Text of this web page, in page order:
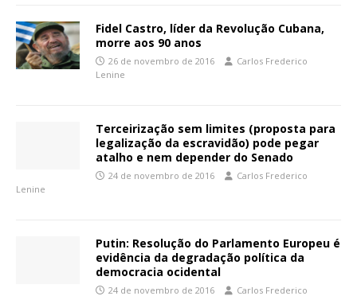
Fidel Castro, líder da Revolução Cubana,
morre aos 90 anos
26 de novembro de 2016
Carlos Frederico
Lenine
Terceirização sem limites (proposta para
legalização da escravidão) pode pegar
atalho e nem depender do Senado
24 de novembro de 2016
Carlos Frederico
Lenine
Putin: Resolução do Parlamento Europeu é
evidência da degradação política da
democracia ocidental
24 de novembro de 2016
Carlos Frederico